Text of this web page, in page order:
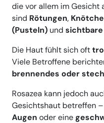
die vor allem im Gesicht
sind Rötungen,
(Pusteln) und
Die Haut fühlt sich oft
Viele Betroffene
brennendes oder
Rosazea kann jedoch
Gesichtshaut betreffen
Augen oder eine